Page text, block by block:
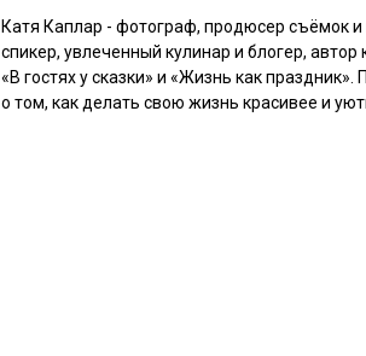
Катя Каплар - фотограф, продюсер съёмок и
спикер, увлеченный кулинар и блогер, автор
«В гостях у сказки» и «Жизнь как праздник».
о том, как делать свою жизнь красивее и